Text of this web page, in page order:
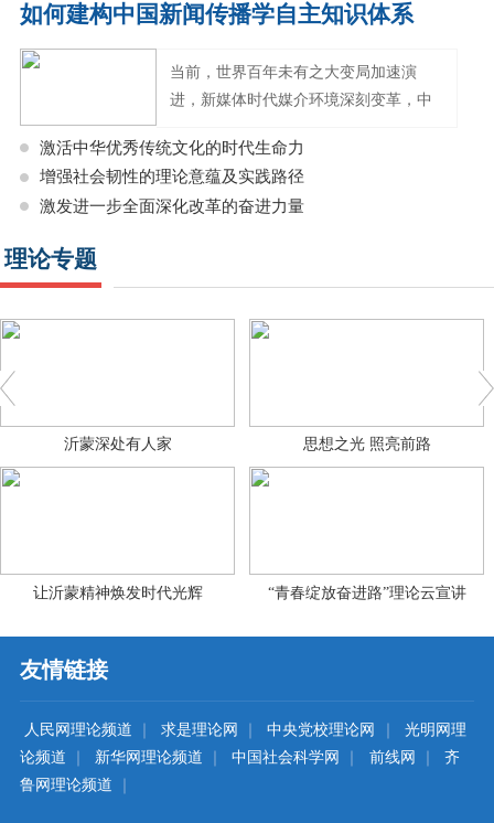
如何建构中国新闻传播学自主知识体系
当前，世界百年未有之大变局加速演
进，新媒体时代媒介环境深刻变革，中
激活中华优秀传统文化的时代生命力
增强社会韧性的理论意蕴及实践路径
激发进一步全面深化改革的奋进力量
理论专题
沂蒙深处有人家 思想之光 照亮前路
让沂蒙精神焕发时代光辉 “青春绽放奋进路”理论云宣讲
友情链接
人民网理论频道 求是理论网 中央党校理论网
光明网理
论频道
新华网理论频道 中国社会科学网 前线网
齐
鲁网理论频道